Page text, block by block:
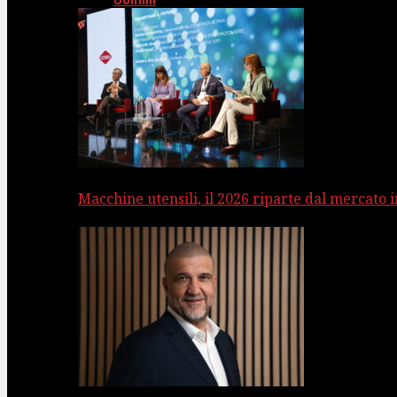
Macchine utensili, il 2026 riparte dal mercato